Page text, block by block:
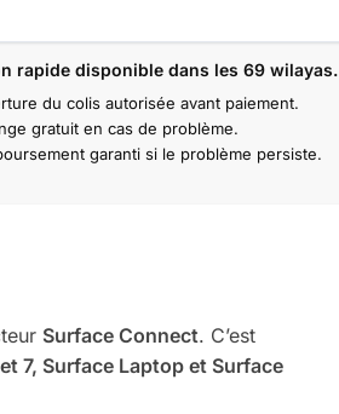
rapide disponible dans les 69 wilayas.
du colis autorisée avant paiement.
gratuit en cas de problème.
garanti si le problème persiste.
Surface Connect. C’est
7, Surface Laptop et Surface